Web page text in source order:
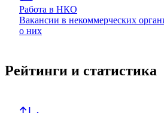
Работа в НКО
Вакансии в некоммерческих
о них
Рейтинги и статистика